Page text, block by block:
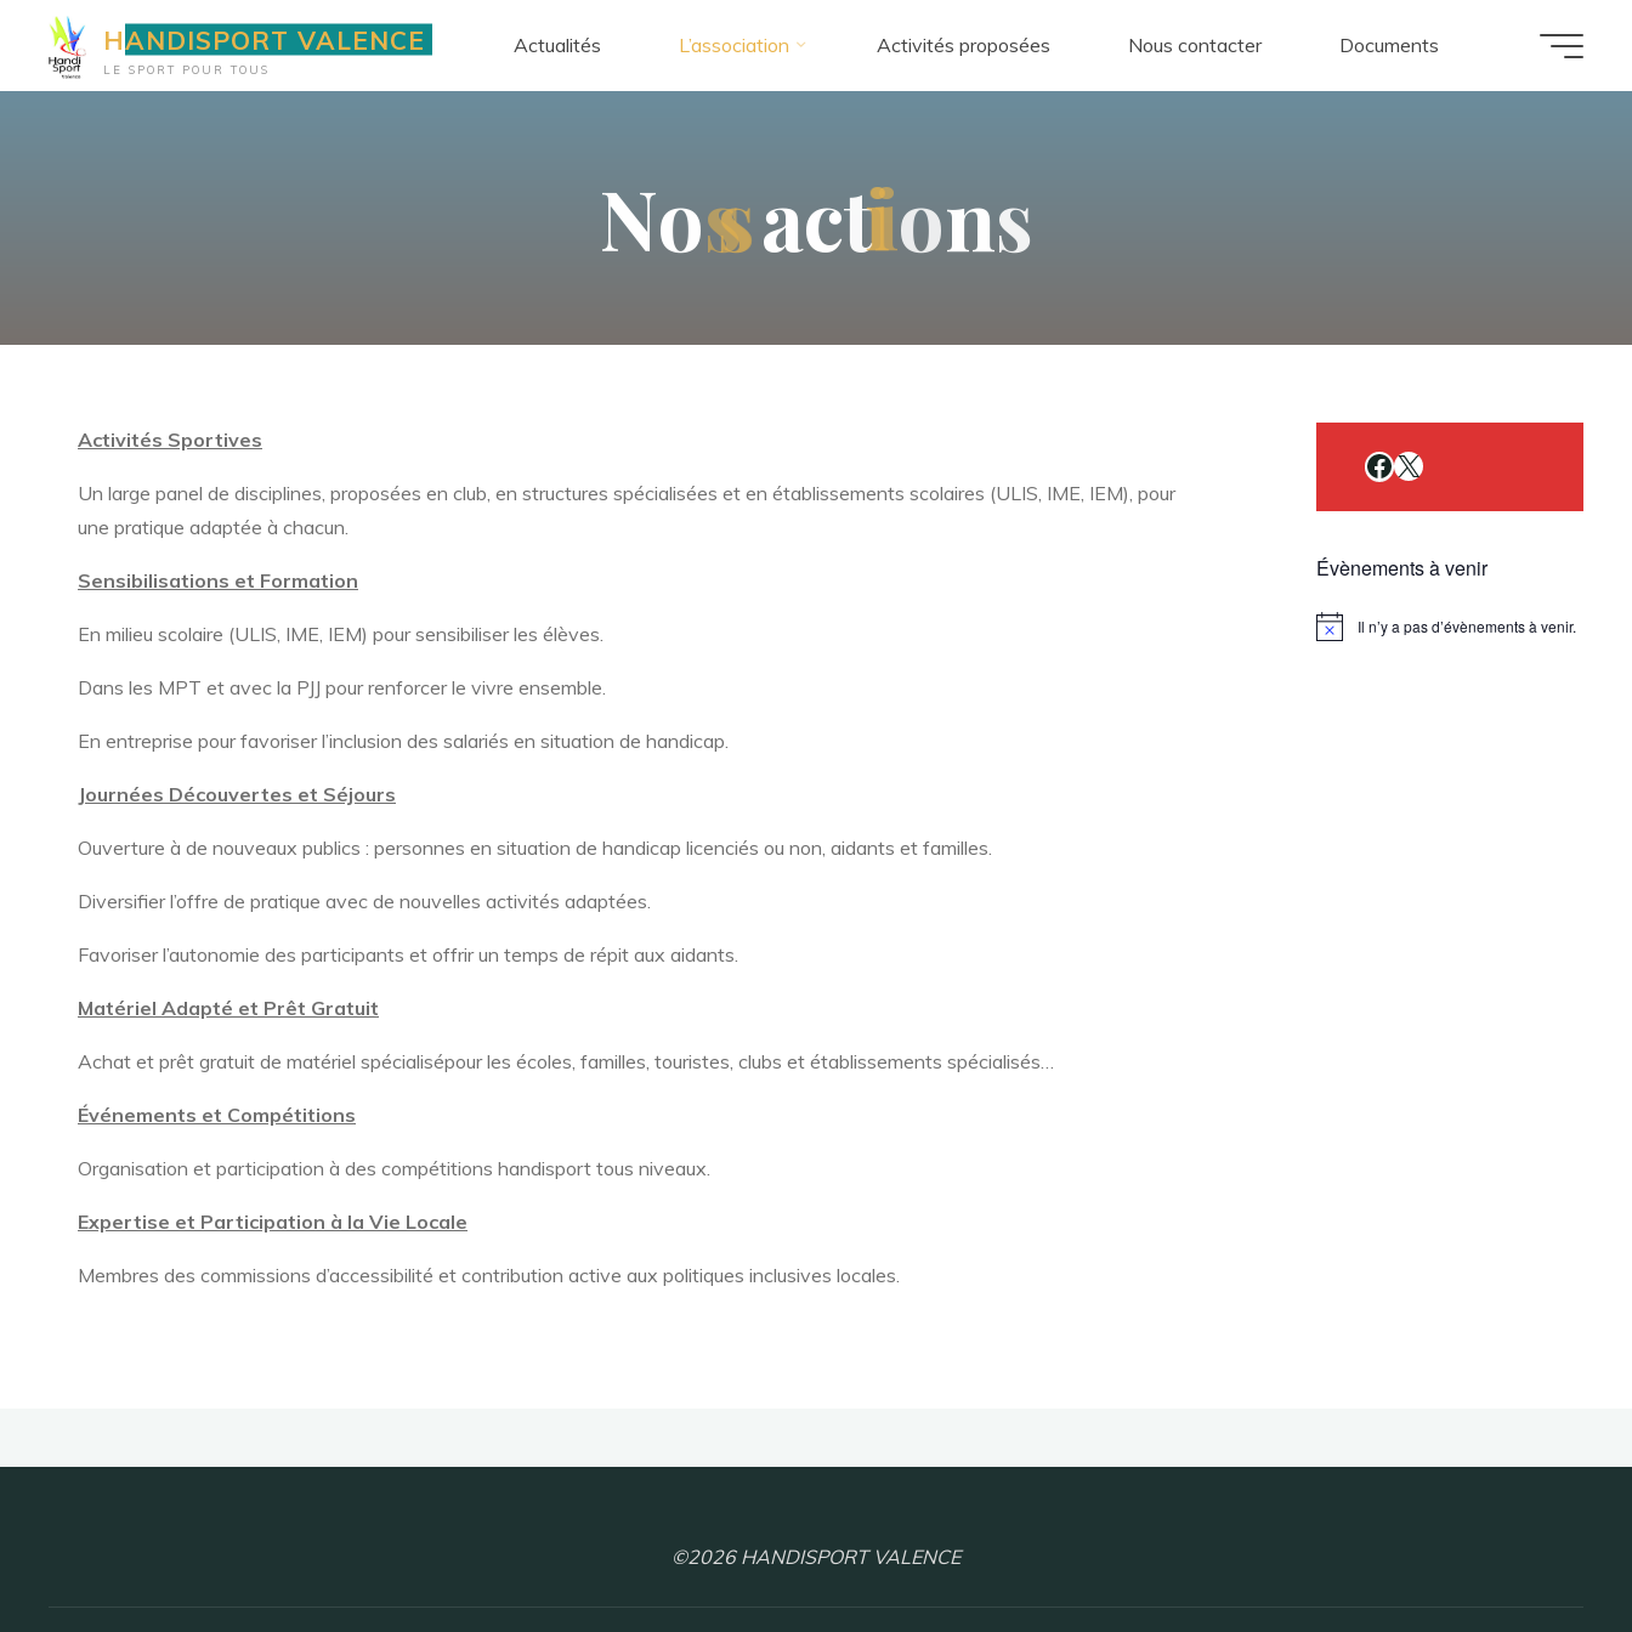
contenu
HANDISPORT VALENCE
LE SPORT POUR TOUS
Actualités L’association Activités proposées Nous contacter Documents
Nos
s acti
ions
Activités Sportives
Un large panel de disciplines, proposées en club, en structures spécialisées et en établissements scolaires (ULIS, IME, IEM), pour
une pratique adaptée à chacun.
Sensibilisations et Formation
En milieu scolaire (ULIS, IME, IEM) pour sensibiliser les élèves.
Dans les MPT et avec la PJJ pour renforcer le vivre ensemble.
En entreprise pour favoriser l’inclusion des salariés en situation de handicap.
Journées Découvertes et Séjours
Ouverture à de nouveaux publics : personnes en situation de handicap licenciés ou non, aidants et familles.
Diversifier l’offre de pratique avec de nouvelles activités adaptées.
Favoriser l’autonomie des participants et offrir un temps de répit aux aidants.
Matériel Adapté et Prêt Gratuit
Achat et prêt gratuit de matériel spécialisépour les écoles, familles, touristes, clubs et établissements spécialisés…
Événements et Compétitions
Organisation et participation à des compétitions handisport tous niveaux.
Expertise et Participation à la Vie Locale
Membres des commissions d’accessibilité et contribution active aux politiques inclusives locales.
Facebook
X
Évènements à venir
Notice Il n’y a pas d’évènements à venir.
©2026 HANDISPORT VALENCE